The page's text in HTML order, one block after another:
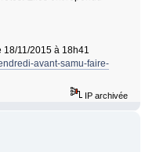
18/11/2015 à 18h41
avant-samu-faire-
IP archivée